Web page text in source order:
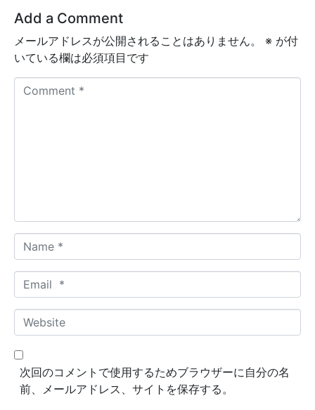
Add a Comment
メールアドレスが公開されることはありません。 ※ が付
いている欄は必須項目です
a
m
*
m
a
*
W
e
b
次回のコメントで使用するためブラウザーに自分の名
前、メールアドレス、サイトを保存する。